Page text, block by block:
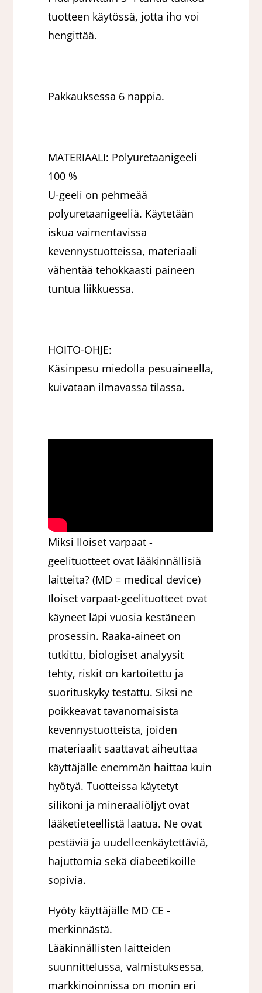
tuotteen käytössä, jotta iho voi
hengittää.
Pakkauksessa 6 nappia.
MATERIAALI: Polyuretaanigeeli
100 %
U-geeli on pehmeää
polyuretaanigeeliä. Käytetään
iskua vaimentavissa
kevennystuotteissa, materiaali
vähentää tehokkaasti paineen
tuntua liikkuessa.
HOITO-OHJE:
Käsinpesu miedolla pesuaineella,
kuivataan ilmavassa tilassa.
Miksi Iloiset varpaat -
geelituotteet ovat lääkinnällisiä
laitteita? (MD = medical device)
Iloiset varpaat-geelituotteet ovat
käyneet läpi vuosia kestäneen
prosessin. Raaka-aineet on
tutkittu, biologiset analyysit
tehty, riskit on kartoitettu ja
suorituskyky testattu. Siksi ne
poikkeavat tavanomaisista
kevennystuotteista, joiden
materiaalit saattavat aiheuttaa
käyttäjälle enemmän haittaa kuin
hyötyä. Tuotteissa käytetyt
silikoni ja mineraaliöljyt ovat
lääketieteellistä laatua. Ne ovat
pestäviä ja uudelleenkäytettäviä,
hajuttomia sekä diabeetikoille
sopivia.
Hyöty käyttäjälle MD CE -
merkinnästä.
Lääkinnällisten laitteiden
suunnittelussa, valmistuksessa,
markkinoinnissa on monin eri